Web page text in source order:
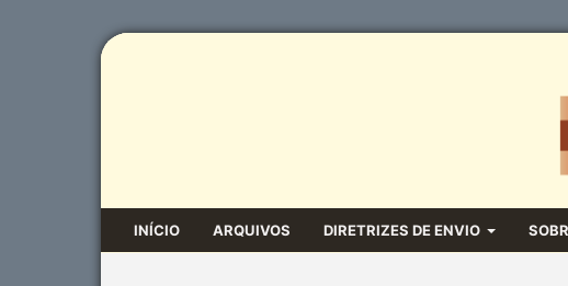
INÍCIO ARQUIVOS DIRETRIZES DE ENVIO